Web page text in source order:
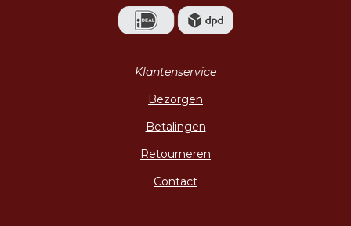
Klantenservice
Bezorgen
Betalingen
Retourneren
Contact